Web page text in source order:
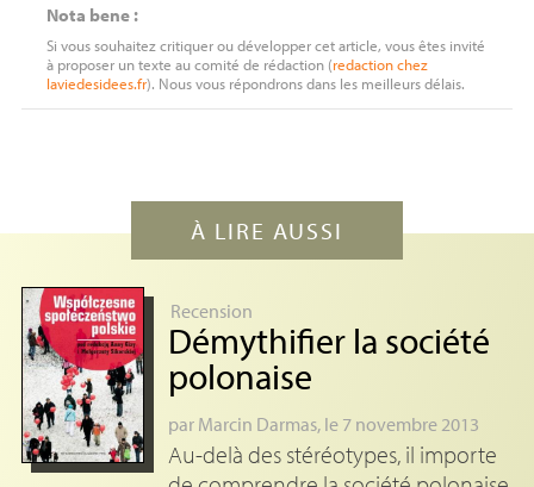
Nota bene :
Si vous souhaitez critiquer ou développer cet article, vous êtes invité
à proposer un texte au comité de rédaction (redactionchez
laviedesidees.fr). Nous vous répondrons dans les meilleurs délais.
À LIRE AUSSI
Recension
Démythifier la société
polonaise
par Marcin Darmas, le 7 novembre 2013
Au-delà des stéréotypes, il importe